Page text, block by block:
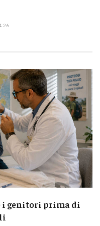
i genitori prima di